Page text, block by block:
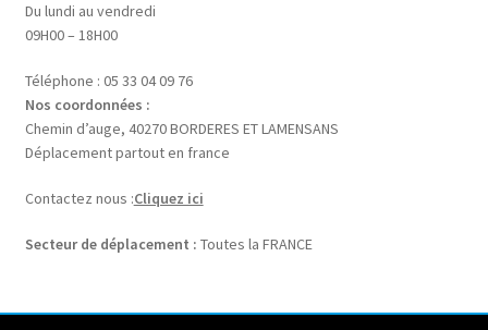
Du lundi au vendredi
09H00 – 18H00
Téléphone : 05 33 04 09 76
Nos coordonnées :
Chemin d’auge, 40270 BORDERES ET LAMENSANS
Déplacement partout en france
Contactez nous :Cliquez ici
Secteur de déplacement : Toutes la FRANCE